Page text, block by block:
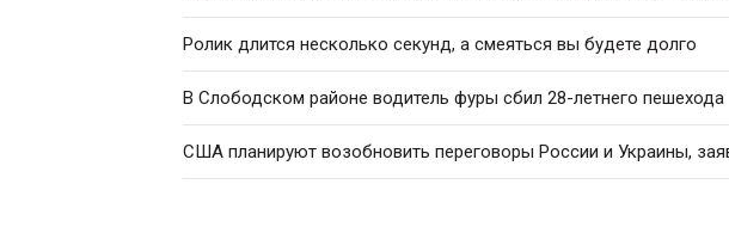
Ролик длится несколько секунд, а смеяться вы будете долго
В Слободском районе водитель фуры сбил 28-летнего пешехода
США планируют возобновить переговоры России и Украины,